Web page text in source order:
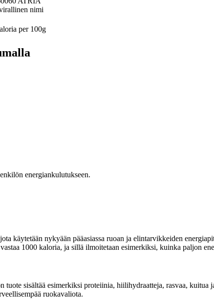
nimi
per 100g
energiankulutukseen.
käytetään nykyään pääasiassa ruoan ja elintarvikkeiden
1000 kaloria, ja sillä ilmoitetaan esimerkiksi, kuinka paljon
tuote sisältää esimerkiksi proteiinia, hiilihydraatteja, rasvaa,
ruokavaliota.